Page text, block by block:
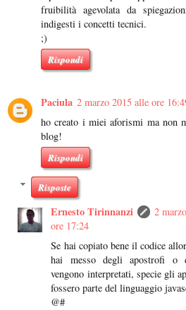
fruibilità agevolata da
indigesti i concetti tecnici.
;)
Rispondi
Paciula 2 marzo 2015 alle ore
ho creato i miei aforismi ma non
blog!
Rispondi
Risposte
Ernesto Tirinnanzi
2
ore 17:24
Se hai copiato bene il codice
hai messo degli apostrofi o
vengono interpretati, specie gli
fossero parte del linguaggio
@#